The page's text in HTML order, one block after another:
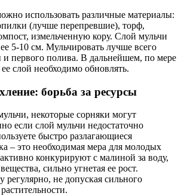
использовать различные материалы:
(лучше перепревшие), торф,
измельченную кору. Слой мульчи
5-10 см. Мульчировать лучше всего
и первого полива. В дальнейшем, по мере
слой необходимо обновлять.
борьба за ресурсы
некоторые сорняки могут
если слой мульчи недостаточно
быстро разлагающиеся
– это необходимая мера для молодых
конкурируют с малиной за воду,
сильно угнетая ее рост.
регулярно, не допуская сильного